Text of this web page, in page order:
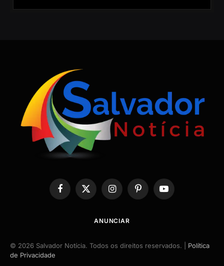
Facebook
X
InstagramPinterestYouTube
ANUNCIAR
© 2026 Salvador Notícia. Todos os direitos reservados. | Política
de Privacidade